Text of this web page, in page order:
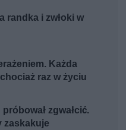
randka i zwłoki w
Każda
raz w życiu
zgwałcić.
zaskakuje